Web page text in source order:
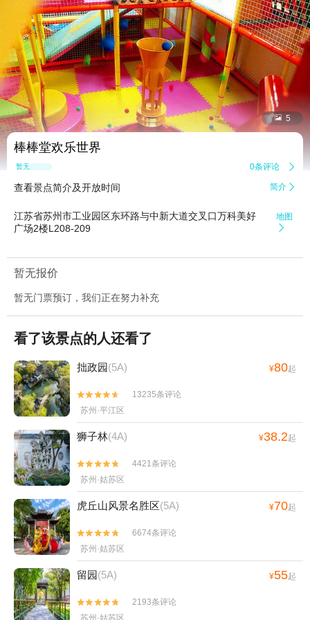
 5
棒棒堂欢乐世界
暂无点评 0条评论 
查看景点简介及开放时间 简介 
江苏省苏州市工业园区东环路与中新大道交叉口万科美好
广场2楼L208-209
地图

暂无报价
暂无门票预订，我们正在努力补充
看了该景点的人还看了
拙政园(5A) ¥80起


13235条评论
苏州·平江区
狮子林(4A) ¥38.2起


4421条评论
苏州·姑苏区
虎丘山风景名胜区(5A) ¥70起


6674条评论
苏州·姑苏区
留园(5A) ¥55起


2193条评论